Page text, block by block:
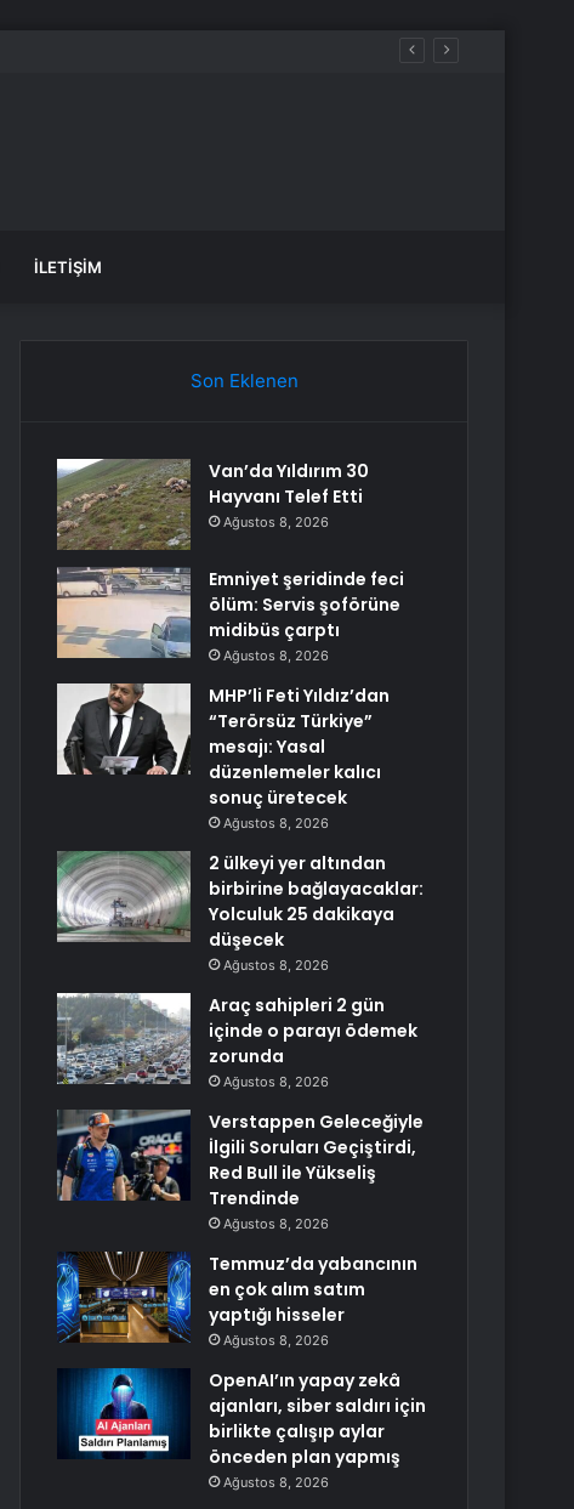
İLETIŞIM
Son Eklenen
Van’da Yıldırım 30
Hayvanı Telef Etti
Ağustos 8, 2026
Emniyet şeridinde feci
ölüm: Servis şoförüne
midibüs çarptı
Ağustos 8, 2026
MHP’li Feti Yıldız’dan
“Terörsüz Türkiye”
mesajı: Yasal
düzenlemeler kalıcı
sonuç üretecek
Ağustos 8, 2026
2 ülkeyi yer altından
birbirine bağlayacaklar:
Yolculuk 25 dakikaya
düşecek
Ağustos 8, 2026
Araç sahipleri 2 gün
içinde o parayı ödemek
zorunda
Ağustos 8, 2026
Verstappen Geleceğiyle
İlgili Soruları Geçiştirdi,
Red Bull ile Yükseliş
Trendinde
Ağustos 8, 2026
Temmuz’da yabancının
en çok alım satım
yaptığı hisseler
Ağustos 8, 2026
OpenAI’ın yapay zekâ
ajanları, siber saldırı için
birlikte çalışıp aylar
önceden plan yapmış
Ağustos 8, 2026